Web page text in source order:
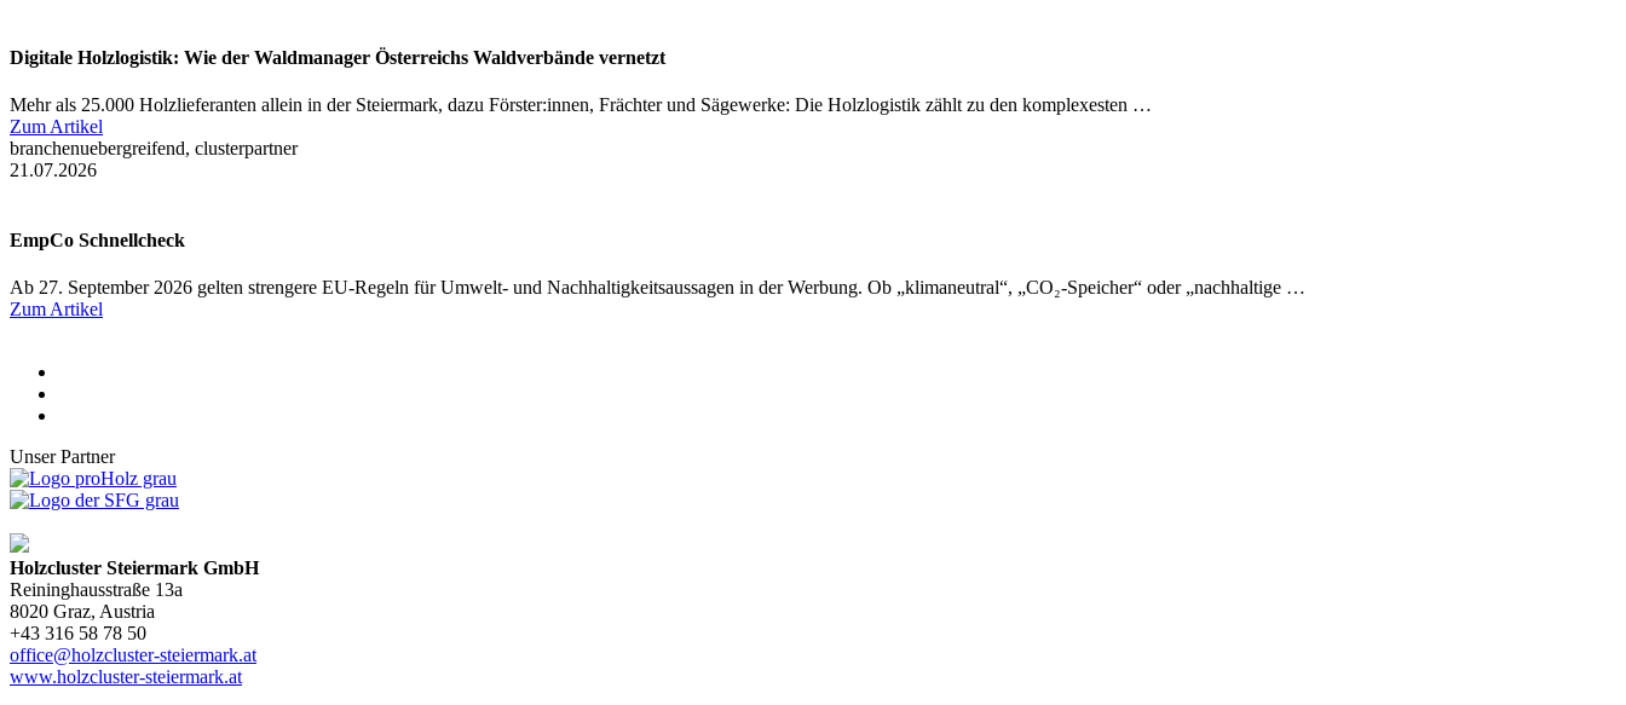
Digitale Holzlogistik: Wie der Waldmanager Österreichs Waldverbände vernetzt
Mehr als 25.000 Holzlieferanten allein in der Steiermark, dazu Förster:innen, Frächter und Sägewerke: Die Holzlogistik zählt zu den komplexesten …
Zum Artikel
branchenuebergreifend, clusterpartner
21.07.2026
EmpCo Schnellcheck
Ab 27. September 2026 gelten strengere EU-Regeln für Umwelt- und Nachhaltigkeitsaussagen in der Werbung. Ob „klimaneutral“, „CO₂-Speicher“ oder „nachhaltige …
Zum Artikel
Unser Partner
Holzcluster Steiermark GmbH
Reininghausstraße 13a
8020 Graz, Austria
+43 316 58 78 50
office@holzcluster-steiermark.at
www.holzcluster-steiermark.at